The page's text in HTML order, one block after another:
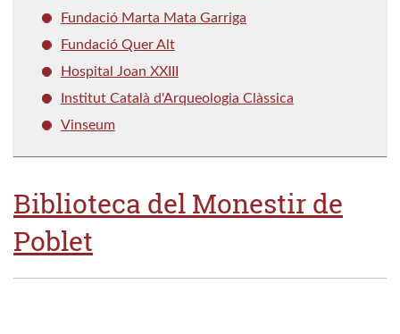
Fundació Marta Mata Garriga
Fundació Quer Alt
Hospital Joan XXIII
Institut Català d'Arqueologia Clàssica
Vinseum
Biblioteca del Monestir de
Poblet